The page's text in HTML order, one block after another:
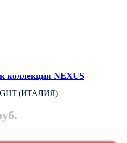
коллекция NEXUS
(ИТАЛИЯ)